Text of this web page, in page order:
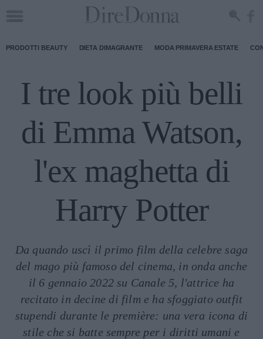
PRODOTTI BEAUTY DIETA DIMAGRANTE MODA PRIMAVERA ESTATE
I tre look più belli
di Emma Watson,
l'ex maghetta di
Harry Potter
Da quando uscì il primo film della celebre saga
del mago più famoso del cinema, in onda anche
il 6 gennaio 2022 su Canale 5, l'attrice ha
recitato in decine di film e ha sfoggiato outfit
stupendi durante le première: una vera icona di
stile che si batte sempre per i diritti umani e